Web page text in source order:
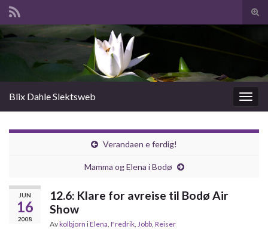
Slå
av/
Search for:
Slåu
av/på
Blix Dahle Slektsweb
Verandaen e ferdig!
Mamma og Elena i Bodø
JUN
16
2008
12.6: Klare for avreise til Bodø Air
Show
Avkolbjorn iElena Fredrik Jobb Reiser